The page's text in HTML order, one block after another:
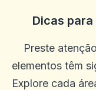
Dicas
Preste
elementos têm
Explore cada